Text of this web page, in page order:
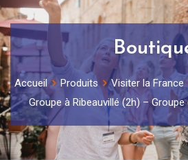
Accueil Produits Visiter la France
Groupe à Ribeauvillé (2h) –